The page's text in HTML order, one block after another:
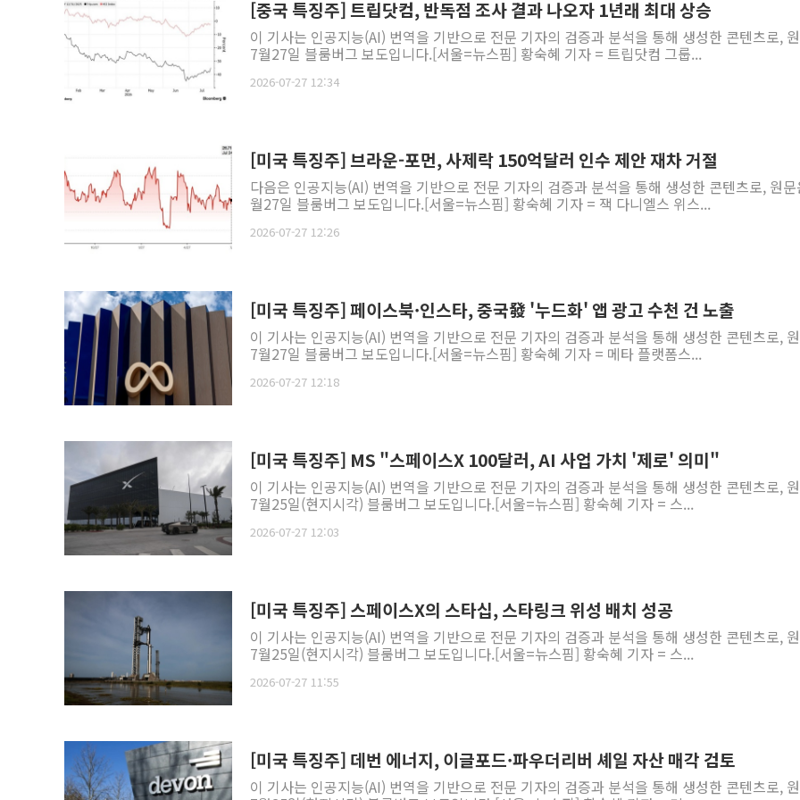
[중국 특징주] 트립닷컴, 반독점 조사 결과 나오자 1년래 최대 상승
이 기사는 인공지능(AI) 번역을 기반으로 전문 기자의 검증과 분석을 통해 생성한 콘텐츠로,
7월27일 블룸버그 보도입니다.[서울=뉴스핌] 황숙혜 기자 = 트립닷컴 그룹...
2026-07-27 12:34
[미국 특징주] 브라운-포먼, 사제락 150억달러 인수 제안 재차 거절
다음은 인공지능(AI) 번역을 기반으로 전문 기자의 검증과 분석을 통해 생성한 콘텐츠로, 원
월27일 블룸버그 보도입니다.[서울=뉴스핌] 황숙혜 기자 = 잭 다니엘스 위스...
2026-07-27 12:26
[미국 특징주] 페이스북·인스타, 중국發 '누드화' 앱 광고 수천 건 노출
이 기사는 인공지능(AI) 번역을 기반으로 전문 기자의 검증과 분석을 통해 생성한 콘텐츠로,
7월27일 블룸버그 보도입니다.[서울=뉴스핌] 황숙혜 기자 = 메타 플랫폼스...
2026-07-27 12:18
[미국 특징주] MS "스페이스X 100달러, AI 사업 가치 '제로' 의미"
이 기사는 인공지능(AI) 번역을 기반으로 전문 기자의 검증과 분석을 통해 생성한 콘텐츠로,
7월25일(현지시각) 블룸버그 보도입니다.[서울=뉴스핌] 황숙혜 기자 = 스...
2026-07-27 12:03
[미국 특징주] 스페이스X의 스타십, 스타링크 위성 배치 성공
이 기사는 인공지능(AI) 번역을 기반으로 전문 기자의 검증과 분석을 통해 생성한 콘텐츠로,
7월25일(현지시각) 블룸버그 보도입니다.[서울=뉴스핌] 황숙혜 기자 = 스...
2026-07-27 11:55
[미국 특징주] 데번 에너지, 이글포드·파우더리버 셰일 자산 매각 검토
이 기사는 인공지능(AI) 번역을 기반으로 전문 기자의 검증과 분석을 통해 생성한 콘텐츠로,